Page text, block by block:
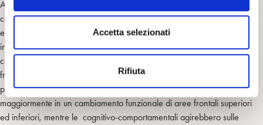
o
n
e
n
s
o
Accetta selezionati
Rifiuta
Ad un secondo livello di indagine, in cui gli autori cercano di rilevare
cambiamenti neurali specifici per ogni tecnica indagata, viene
evidenziato che negli studi svolti con paradigmi sperimentali che
includono la presentazione di stimoli di tipo emotivo-cognitivo, oltre al
coinvolgimento aspecifico dell’insula, risultano invece coinvolte aree
frontali in modalità differente a seconda del tipo di psicoterapia. In
particolar modo, le psicoterapie psicodinamiche interverrebbero
maggiormente in un cambiamento funzionale di aree frontali superiori
ed inferiori, mentre le cognitivo-comportamentali agirebbero sulle